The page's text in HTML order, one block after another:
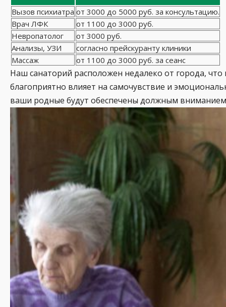
Вызов психиатра от 3000 до 5000 руб. за консультацию.
Врач ЛФК
от 1100 до 3000 руб.
Невропатолог
от 3000 руб.
Анализы, УЗИ
согласно прейскуранту клиники
Массаж
от 1100 до 3000 руб. за сеанс
Наш санаторий расположен недалеко от города,
благоприятно влияет на самочувствие и
ваши родные будут обеспечены должным